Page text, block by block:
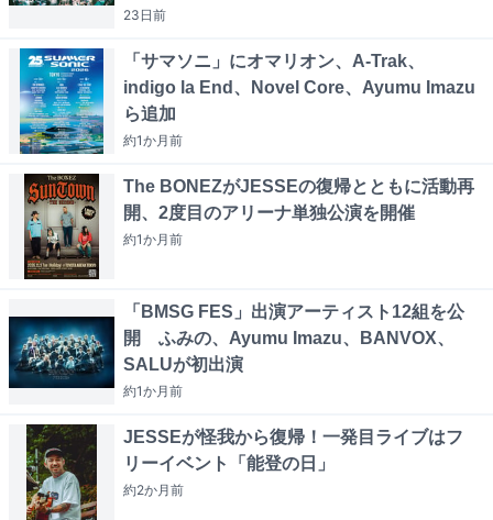
23日前
「サマソニ」にオマリオン、A-Trak、
indigo la End、Novel Core、Ayumu Imazu
ら追加
約1か月前
The BONEZがJESSEの復帰とともに活動再
開、2度目のアリーナ単独公演を開催
約1か月前
「BMSG FES」出演アーティスト12組を公
開 ふみの、Ayumu Imazu、BANVOX、
SALUが初出演
約1か月前
JESSEが怪我から復帰！一発目ライブはフ
リーイベント「能登の日」
約2か月前